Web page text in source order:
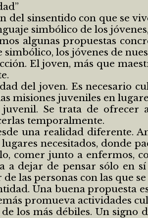
del sinsentido con que se
simbólico de los
algunas propuestas
simbólico, los jóvenes de
El joven, más que
del joven. Es necesario
misiones juveniles en
juvenil. Se trata de
temporalmente.
una realidad diferente.
necesitados, donde
comer junto a enfermos,
a dejar de pensar sólo en
las personas con las que
Una buena propuesta
promueva actividades
de los más débiles. Un